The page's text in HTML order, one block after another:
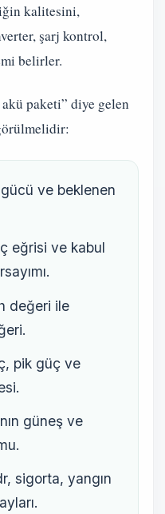
kalitesini,
şarj kontrol,
belirler.
paketi” diye gelen
ve beklenen
eğrisi ve kabul
değeri ile
pik güç ve
güneş ve
sigorta, yangın